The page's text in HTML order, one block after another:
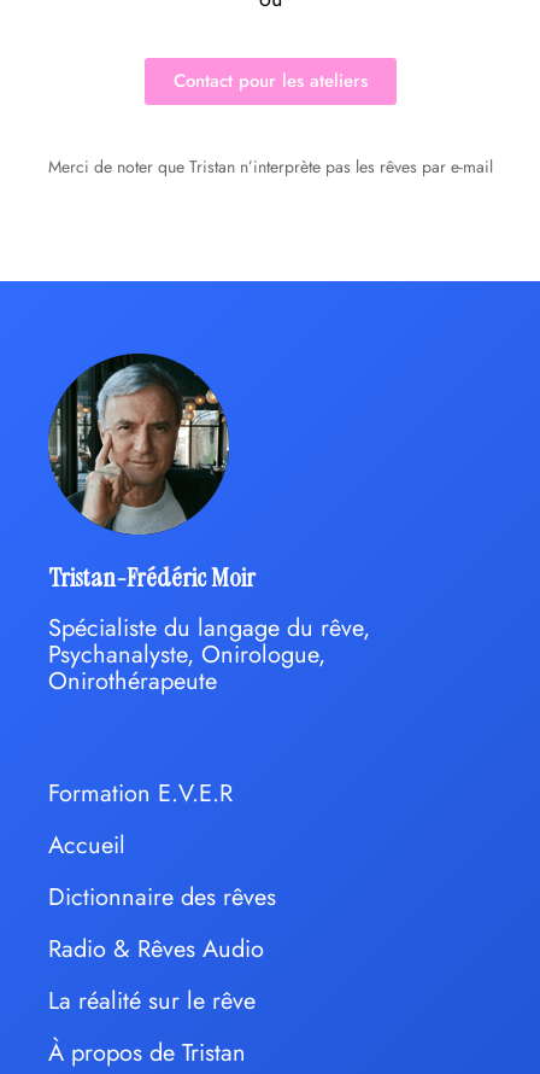
Contact pour les ateliers
Merci de noter que Tristan n’interprète pas les rêves par e-mail
Tristan-Frédéric Moir
Spécialiste du langage du rêve,
Psychanalyste, Onirologue,
Onirothérapeute
Formation E.V.E.R
Accueil
Dictionnaire des rêves
Radio & Rêves Audio
La réalité sur le rêve
À propos de Tristan